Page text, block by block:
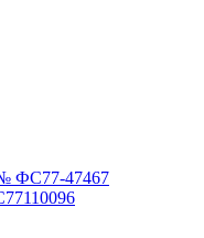
ФС77-47467